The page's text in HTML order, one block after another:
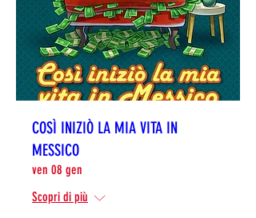
COSÌ INIZIÒ LA MIA VITA IN
MESSICO
ven 08 gen
Scopri di più